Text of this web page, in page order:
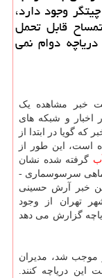
وجود دارد،
قابل تحمل
آب این دریاچه دوام نمی
خبر مشاهده یک
اخبار و شبکه های
گویا در ابتدا از
است، این طور از
گرفته شده نشان
ماهی سرسوسماری -
خبر آرش حسینی
تهران از وجود
گزارش می دهد
موجب شد، مدیران
این دریاچه کنند.